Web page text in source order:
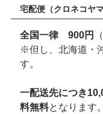
宅配便（クロネコヤマ
全国一律 900円
※但し、北海道・
す。
一配送先につき
料無料となります。